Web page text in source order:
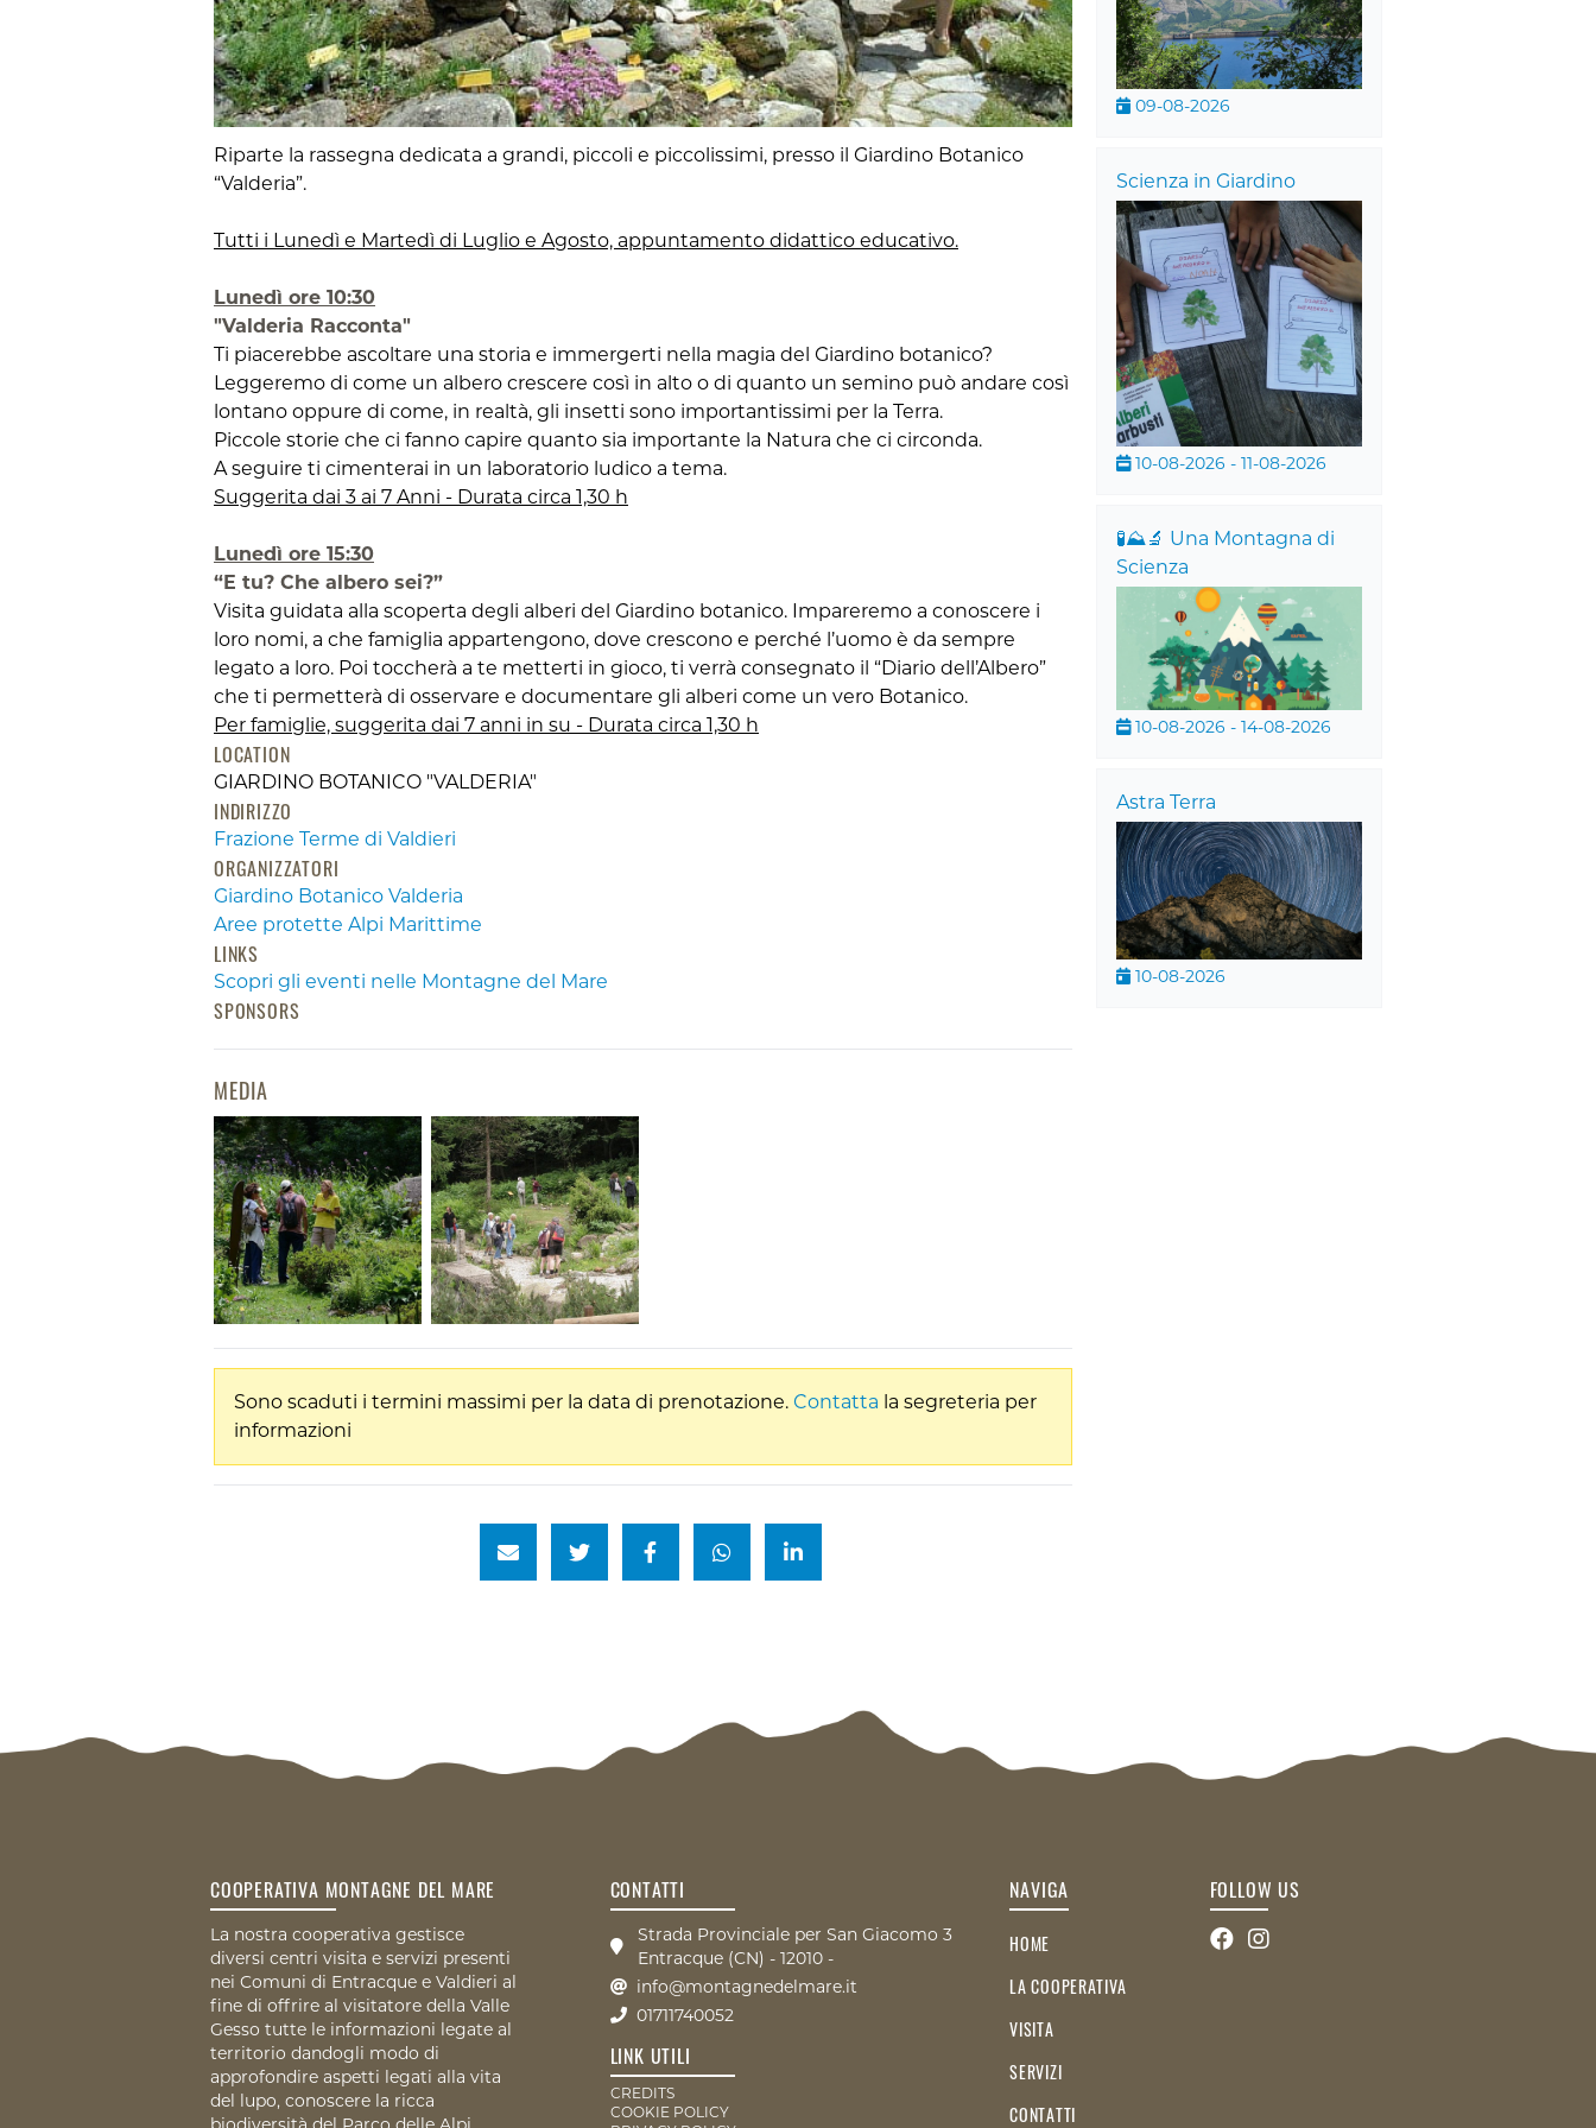
Riparte la rassegna dedicata a grandi, piccoli e piccolissimi, presso il Giardino Botanico
“Valderia”.
Tutti i Lunedì e Martedì di Luglio e Agosto, appuntamento didattico educativo.
Lunedì ore 10:30
"Valderia Racconta"
Ti piacerebbe ascoltare una storia e immergerti nella magia del Giardino botanico?
Leggeremo di come un albero crescere così in alto o di quanto un semino può andare così
lontano oppure di come, in realtà, gli insetti sono importantissimi per la Terra.
Piccole storie che ci fanno capire quanto sia importante la Natura che ci circonda.
A seguire ti cimenterai in un laboratorio ludico a tema.
Suggerita dai 3 ai 7 Anni - Durata circa 1,30 h
Lunedì ore 15:30
“E tu? Che albero sei?”
Visita guidata alla scoperta degli alberi del Giardino botanico. Impareremo a conoscere i
loro nomi, a che famiglia appartengono, dove crescono e perché l’uomo è da sempre
legato a loro. Poi toccherà a te metterti in gioco, ti verrà consegnato il “Diario dell’Albero”
che ti permetterà di osservare e documentare gli alberi come un vero Botanico.
Per famiglie, suggerita dai 7 anni in su - Durata circa 1,30 h
LOCATION
GIARDINO BOTANICO "VALDERIA"
INDIRIZZO
Frazione Terme di Valdieri
ORGANIZZATORI
Giardino Botanico Valderia
Aree protette Alpi Marittime
LINKS
Scopri gli eventi nelle Montagne del Mare
SPONSORS
MEDIA
Sono scaduti i termini massimi per la data di prenotazione. Contatta la segreteria per
informazioni
09-08-2026
Scienza in Giardino
10-08-2026 - 11-08-2026
🧪⛰️🔬 Una Montagna di
Scienza
10-08-2026 - 14-08-2026
Astra Terra
10-08-2026
COOPERATIVA MONTAGNE DEL MARE
La nostra cooperativa gestisce
diversi centri visita e servizi presenti
nei Comuni di Entracque e Valdieri al
fine di offrire al visitatore della Valle
Gesso tutte le informazioni legate al
territorio dandogli modo di
approfondire aspetti legati alla vita
del lupo, conoscere la ricca
CONTATTI
Strada Provinciale per San Giacomo 3
Entracque (CN) - 12010 -
info@montagnedelmare.it
01711740052
LINK UTILI
CREDITS
COOKIE POLICY
NAVIGA
HOME
LA COOPERATIVA
VISITA
SERVIZI
CONTATTI
FOLLOW US